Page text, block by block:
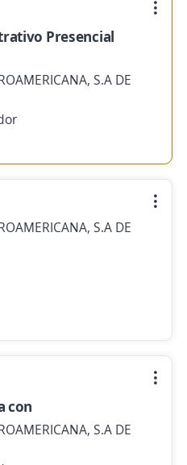
Presencial
S.A DE
S.A DE
con
S.A DE